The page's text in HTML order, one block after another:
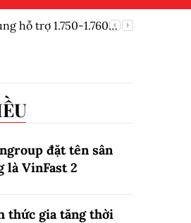
hỗ trợ 1.750-1.760
đặt tên sân
là VinFast2
thức gia tăng thời